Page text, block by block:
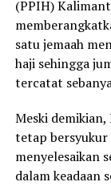
(PPIH)
satu jemaah
haji sehingga
tercatat
Meski
tetap bersyukur
menyelesaikan
dalam keadaan